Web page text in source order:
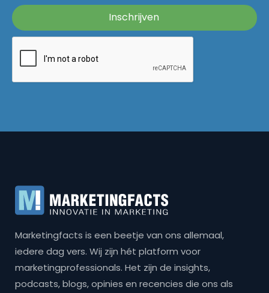
Marketingfacts is een beetje van ons allemaal,
iedere dag vers. Wij zijn hét platform voor
marketingprofessionals. Het zijn de insights,
podcasts, blogs, opinies en recencies die ons als